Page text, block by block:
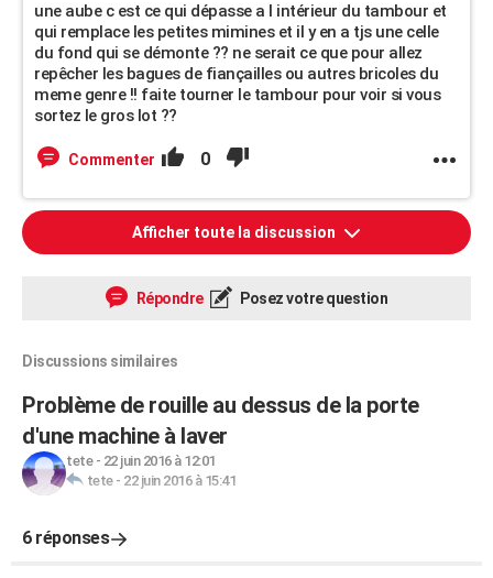
une aube c est ce qui dépasse a l intérieur du tambour et
qui remplace les petites mimines et il y en a tjs une celle
du fond qui se démonte ?? ne serait ce que pour allez
repêcher les bagues de fiançailles ou autres bricoles du
meme genre !! faite tourner le tambour pour voir si vous
sortez le gros lot ??
Commenter 0
Afficher toute la discussion
Répondre Posez votre question
Discussions similaires
Problème de rouille au dessus de la porte
d'une machine à laver
tete- 22 juin 2016 à 12:01
tete- 22 juin 2016 à 15:41
6 réponses